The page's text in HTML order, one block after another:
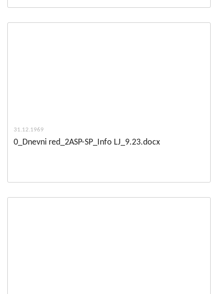
31.12.1969
0_Dnevni red_2ASP-SP_Info LJ_9.23.docx